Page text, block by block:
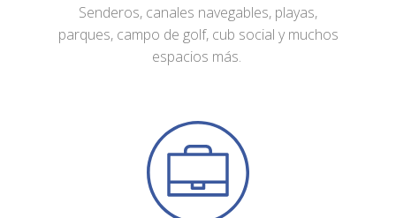
Senderos, canales navegables, playas,
parques, campo de golf, cub social y muchos
espacios más. ​